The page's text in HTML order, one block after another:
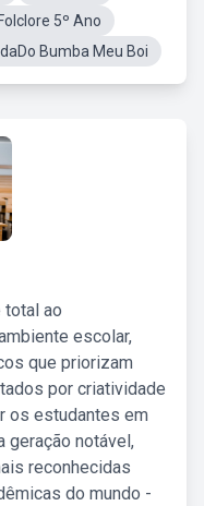
5º Ano
Bumba Meu Boi
total ao
escolar,
que priorizam
por criatividade
os estudantes em
geração notável,
reconhecidas
do mundo -